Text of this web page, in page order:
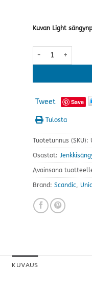
Kuvan Light
Scandic Pegasus
Tweet Save
Tulosta
Tuotetunnus (SKU):
Osastot:
Avainsana
Brand: Scandic
KUVAUS